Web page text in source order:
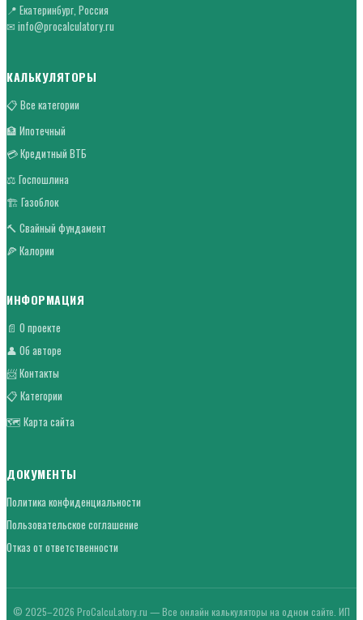
📍 Екатеринбург, Россия
✉ info@procalculatory.ru
КАЛЬКУЛЯТОРЫ
📋 Все категории
🏦 Ипотечный
💳 Кредитный ВТБ
⚖ Госпошлина
🏗 Газоблок
🔨 Свайный фундамент
🍕 Калории
ИНФОРМАЦИЯ
📄 О проекте
👤 Об авторе
📨 Контакты
📋 Категории
🗺 Карта сайта
ДОКУМЕНТЫ
Политика конфиденциальности
Пользовательское соглашение
Отказ от ответственности
© 2025–2026 ProCalcuLatory.ru — Все онлайн калькуляторы на одном сайте. ИП